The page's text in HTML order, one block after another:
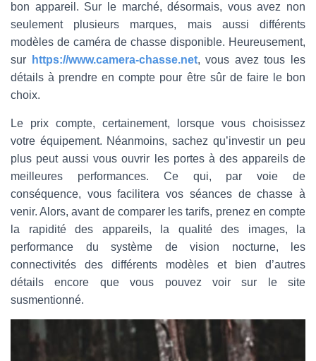
bon appareil. Sur le marché, désormais, vous avez non
seulement plusieurs marques, mais aussi différents
modèles de caméra de chasse disponible. Heureusement,
sur
https://www.camera-chasse.net, vous avez tous les
détails à prendre en compte pour être sûr de faire le bon
choix.
Le prix compte, certainement, lorsque vous choisissez
votre équipement. Néanmoins, sachez qu’investir un peu
plus peut aussi vous ouvrir les portes à des appareils de
meilleures performances. Ce qui, par voie de
conséquence, vous facilitera vos séances de chasse à
venir. Alors, avant de comparer les tarifs, prenez en compte
la rapidité des appareils, la qualité des images, la
performance du système de vision nocturne, les
connectivités des différents modèles et bien d’autres
détails encore que vous pouvez voir sur le site
susmentionné.